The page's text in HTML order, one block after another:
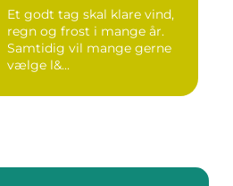
Et godt tag skal klare vind,
regn og frost i mange år.
Samtidig vil mange gerne
vælge l&...